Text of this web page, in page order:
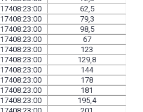
17408:23:00
62,5
17408:23:00
79,3
17408:23:00
98,5
17408:23:00
67
17408:23:00
123
17408:23:00
129,8
17408:23:00
144
17408:23:00
178
17408:23:00
181
17408:23:00
195,4